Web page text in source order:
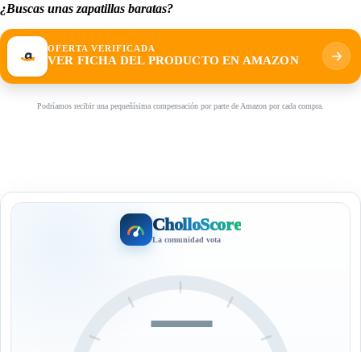
¿Buscas unas zapatillas baratas?
OFERTA VERIFICADA
VER FICHA DEL PRODUCTO EN AMAZON
Podríamos recibir una pequeñísima compensación por parte de Amazon por cada compra.
CholloScore
La comunidad vota
—